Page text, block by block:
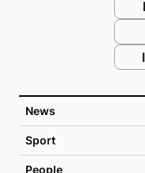
News
Sport
People